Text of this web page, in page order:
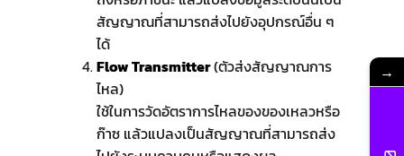
สัญญาณที่สามารถส่งไปยังอุปกรณ์อื่น ๆ
ได้
Flow Transmitter(ตัวส่งสัญญาณการ
ไหล)
ใช้ในการวัดอัตราการไหลของของเหลวหรือ
ก๊าซ แล้วแปลงเป็นสัญญาณที่สามารถส่ง
→